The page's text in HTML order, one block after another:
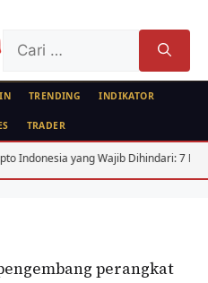
untuk:
TRENDING INDIKATOR
TRADER
yang Wajib Dihindari: 7 Fatal
perangkat